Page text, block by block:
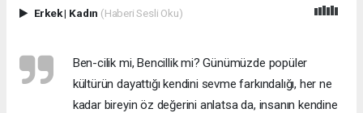
Erkek| Kadın (Haberi Sesli Oku)
Ben-cilik mi, Bencillik mi? Günümüzde popüler
kültürün dayattığı kendini sevme farkındalığı, her ne
kadar bireyin öz değerini anlatsa da, insanın kendine